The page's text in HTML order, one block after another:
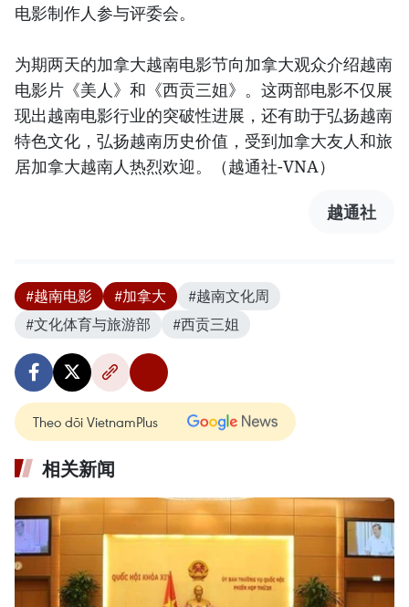
电影制作人参与评委会。
为期两天的加拿大越南电影节向加拿大观众介绍越南
电影片《美人》和《西贡三姐》。这两部电影不仅展
现出越南电影行业的突破性进展，还有助于弘扬越南
特色文化，弘扬越南历史价值，受到加拿大友人和旅
居加拿大越南人热烈欢迎。（越通社-VNA）
越通社
#越南电影 #加拿大
#越南文化周
#文化体育与旅游部
#西贡三姐
Theo dõi VietnamPlus
相关新闻